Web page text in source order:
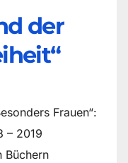
der
Frauen“:
– 2019
Büchern